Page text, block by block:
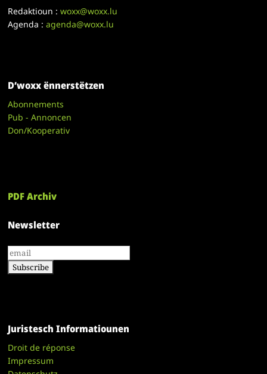
Redaktioun :woxx@woxx.lu
Agenda :agenda@woxx.lu
D’woxx ënnerstëtzen
Abonnements
Pub - Annoncen
Don/Kooperativ
PDF Archiv
Newsletter
Juristesch Informatiounen
Droit de réponse
Impressum